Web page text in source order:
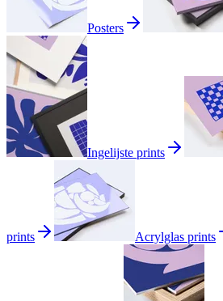
Posters
Ingelijste prints
prints Acrylglas prints